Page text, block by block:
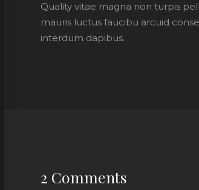
Quality vitae magna non turpis
mauris luctus faucibu arcuid
interdum dapibus.
2 Comments